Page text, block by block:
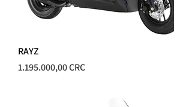
RAYZ
Precio
1.195.000,00 CRC